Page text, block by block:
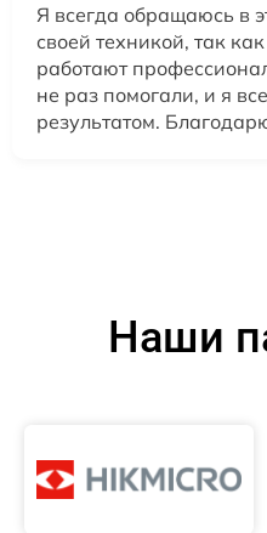
Я всегда обращаюсь в
своей техникой, так
работают
не раз помогали, и я
результатом.
Наши